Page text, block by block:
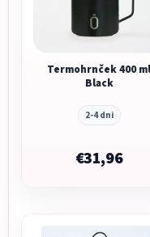
Termohrnček 400 ml
Black
2-4 dni
€31,96